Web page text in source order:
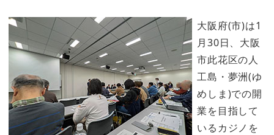
大阪府(市)は1
月30日、大阪
市此花区の人
工島・夢洲(ゆ
めしま)での開
業を目指して
いるカジノを